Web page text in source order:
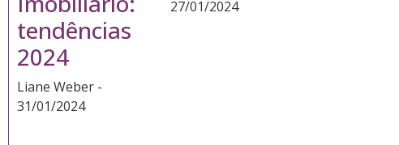
tendências
2024
Liane Weber
31/01/2024
27/01/2024